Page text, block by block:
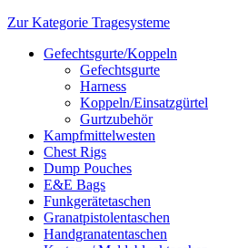
Zur Kategorie Tragesysteme
Gefechtsgurte/Koppeln
Gefechtsgurte
Harness
Koppeln/Einsatzgürtel
Gurtzubehör
Kampfmittelwesten
Chest Rigs
Dump Pouches
E&E Bags
Funkgerätetaschen
Granatpistolentaschen
Handgranatentaschen